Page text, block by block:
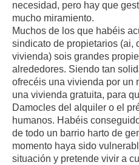
necesidad, pero hay que
mucho miramiento.
Muchos de los que habéis
sindicato de propietarios (ai,
vivienda) sois grandes
alrededores. Siendo tan
ofrecéis una vivienda por un
una vivienda gratuita, para
Damocles del alquiler o el
humanos. Habéis
de todo un barrio harto de
momento haya sido
situación y pretende vivir a